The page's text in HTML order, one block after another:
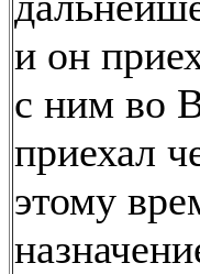
и он
с ним во
приехал
этому